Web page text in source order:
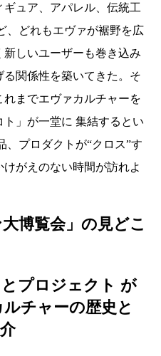
ュア、アパレル、伝統工
、どれもエヴァが裾野を広
しいユーザーも巻き込み
関係性を築いてきた。そ
までエヴァカルチャーを
」が一堂に 集結するとい
、プロダクトが“クロス”す
がえのない時間が訪れよ
博覧会」の見どこ
プロジェクト が
チャーの歴史と